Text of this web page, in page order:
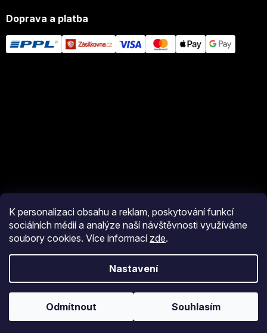
K personalizaci obsahu a reklam, poskytování funkcí
sociálních médií a analýze naší návštěvnosti využíváme
soubory cookies. Více informací zde.
Nastavení
Odmítnout Souhlasím
Doprava a platba
Vytvořil Shoptet
eshop JM Pyro . Všechna práva vyhrazena.
nastavení cookies
ověření věku Adulto